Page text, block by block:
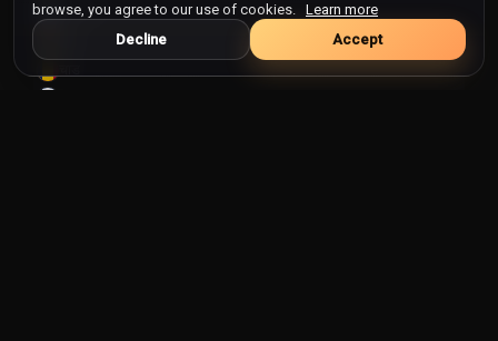
ग्वाटेमाला
browse, you agree to our use of cookies. Learn more
Decline
Accept